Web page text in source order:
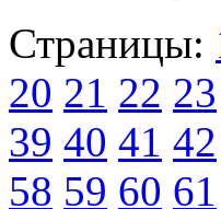
Страницы:
20 21 22 23
39 40 41 42
58 59 60 61